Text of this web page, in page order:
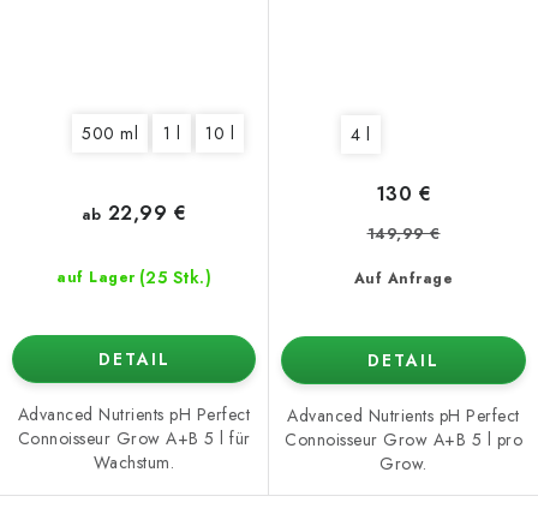
500 ml 1 l 10 l
auf Lager (25 Stk.)
ab 22,99 €
DETAIL
Advanced Nutrients pH Perfect
Connoisseur Grow A+B 5 l für
Wachstum.
4 l
Auf Anfrage
130 €
149,99 €
DETAIL
Advanced Nutrients pH Perfect
Connoisseur Grow A+B 5 l pro
Grow.